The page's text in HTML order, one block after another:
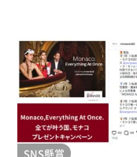
SNS懸賞